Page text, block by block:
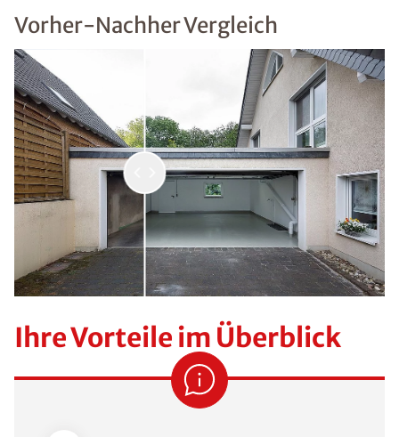
Vorher-Nachher Vergleich
Ihre Vorteile im Überblick